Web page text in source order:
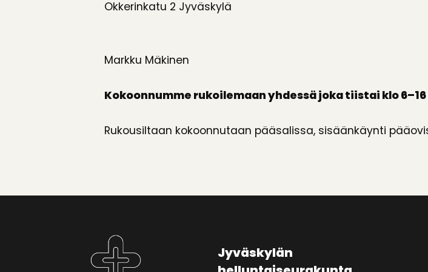
Okkerinkatu 2 Jyväskylä
Markku Mäkinen
Kokoonnumme rukoilemaan yhdessä joka tiistai klo
Rukousiltaan kokoonnutaan pääsalissa, sisäänkäynti
Jyväskylän